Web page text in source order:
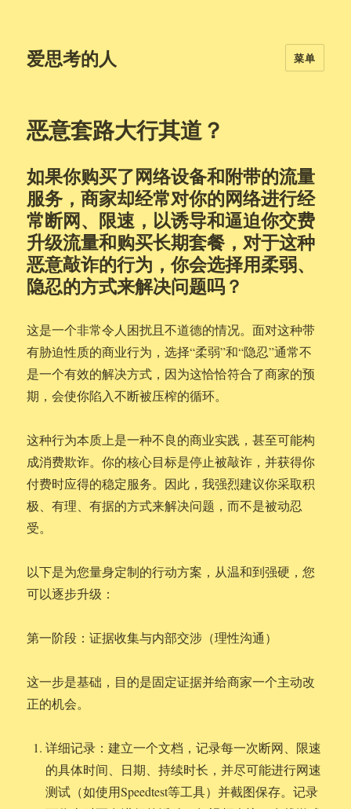
爱思考的人 菜单
恶意套路大行其道？
如果你购买了网络设备和附带的流量
服务，商家却经常对你的网络进行经
常断网、限速，以诱导和逼迫你交费
升级流量和购买长期套餐，对于这种
恶意敲诈的行为，你会选择用柔弱、
隐忍的方式来解决问题吗？
这是一个非常令人困扰且不道德的情况。面对这种带
有胁迫性质的商业行为，选择“柔弱”和“隐忍”通常不
是一个有效的解决方式，因为这恰恰符合了商家的预
期，会使你陷入不断被压榨的循环。
这种行为本质上是一种不良的商业实践，甚至可能构
成消费欺诈。你的核心目标是停止被敲诈，并获得你
付费时应得的稳定服务。因此，我强烈建议你采取积
极、有理、有据的方式来解决问题，而不是被动忍
受。
以下是为您量身定制的行动方案，从温和到强硬，您
可以逐步升级：
第一阶段：证据收集与内部交涉（理性沟通）
这一步是基础，目的是固定证据并给商家一个主动改
正的机会。
详细记录：建立一个文档，记录每一次断网、限速
的具体时间、日期、持续时长，并尽可能进行网速
测试（如使用Speedtest等工具）并截图保存。记录